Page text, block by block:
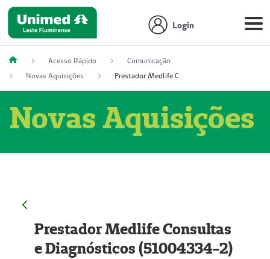
Login
Acesso Rápido
Comunicação
Novas Aquisições
Prestador Medlife Consultas e Diagnósticos (51004334-2)
Novas Aquisições
Prestador Medlife Consultas
e Diagnósticos (51004334-2)